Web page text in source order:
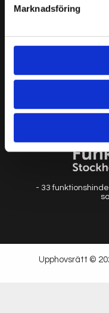
Marknadsföring
E-post:
- 33
Upphovsrätt ©